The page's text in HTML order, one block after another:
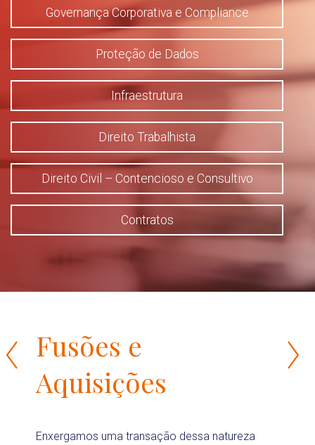
Governança Corporativa e Compliance
Proteção de Dados
Infraestrutura
Direito Trabalhista
Direito Civil – Contencioso e Consultivo
Contratos
Fusões e
Aquisições
Enxergamos uma transação dessa natureza